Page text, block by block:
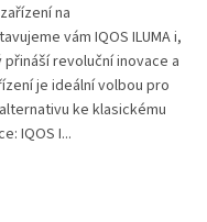
na
vám IQOS ILUMA i,
revoluční inovace a
je ideální volbou pro
ke klasickému
IQOS I...